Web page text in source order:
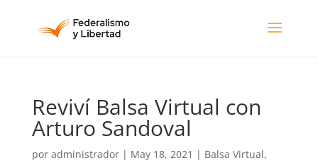
Reviví Balsa Virtual con
Arturo Sandoval
por administrador| May 18, 2021 | Balsa Virtual,